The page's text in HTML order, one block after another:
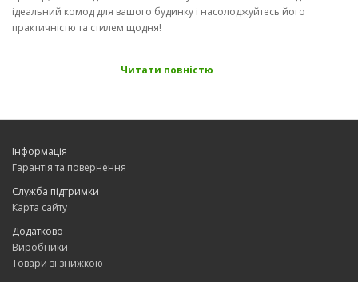
ідеальний комод для вашого будинку і насолоджуйтесь його
практичністю та стилем щодня!
Читати повністю
Інформація
Гарантія та повернення
Служба підтримки
Карта сайту
Додатково
Виробники
Товари зі знижкою